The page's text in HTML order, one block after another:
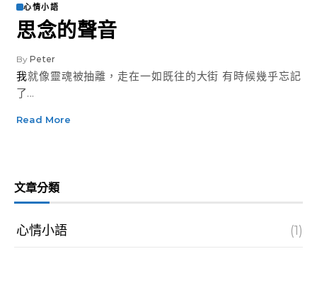
心情小語
思念的聲音
By Peter
我就像靈魂被抽離，走在一如既往的大街 有時候幾乎忘記
了...
Read More
文章分類
心情小語 (1)